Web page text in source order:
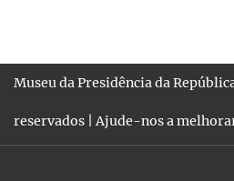
Museu da Presidência da
reservados |Ajude-nos a